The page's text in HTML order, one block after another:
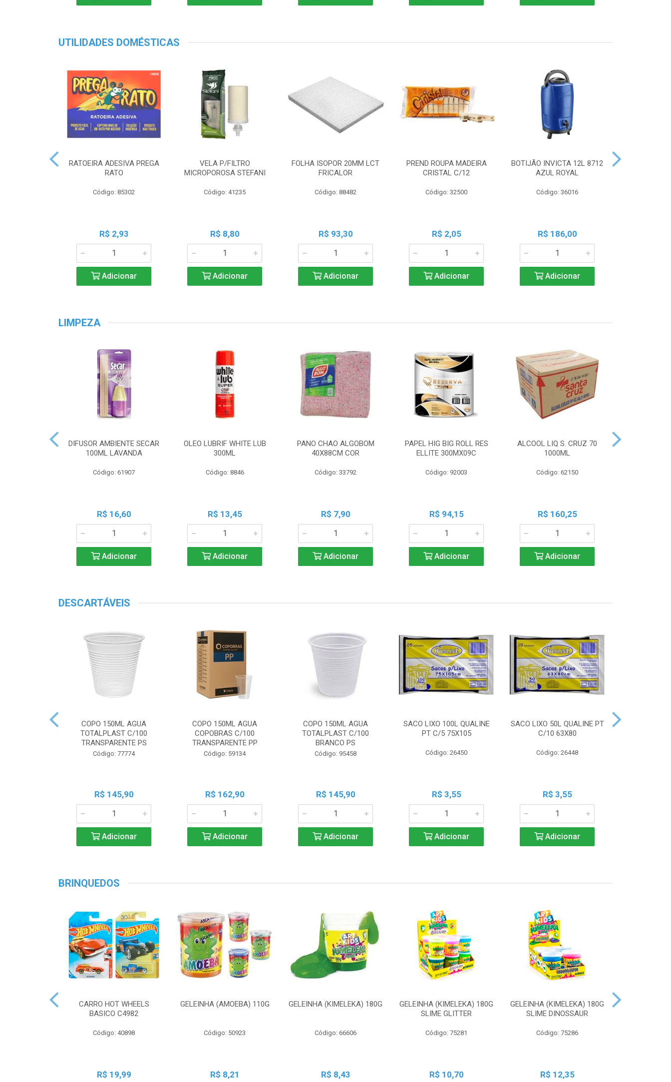
UTILIDADES DOMÉSTICAS
RATOEIRA ADESIVA PREGA
RATO
Código: 85302
R$ 2,93
Adicionar
VELA P/FILTRO
MICROPOROSA STEFANI
Código: 41235
R$ 8,80
Adicionar
FOLHA ISOPOR 20MM LCT
FRICALOR
Código: 88482
R$ 93,30
Adicionar
PREND ROUPA MADEIRA
CRISTAL C/12
Código: 32500
R$ 2,05
Adicionar
BOTIJÃO INVICTA 12L 8712
AZUL ROYAL
Código: 36016
R$ 186,00
Adicionar
LIMPEZA
DIFUSOR AMBIENTE SECAR
100ML LAVANDA
Código: 61907
R$ 16,60
Adicionar
OLEO LUBRIF WHITE LUB
300ML
Código: 8846
R$ 13,45
Adicionar
PANO CHAO ALGOBOM
40X88CM COR
Código: 33792
R$ 7,90
Adicionar
PAPEL HIG BIG ROLL RES
ELLITE 300MX09C
Código: 92003
R$ 94,15
Adicionar
ALCOOL LIQ S. CRUZ 70
1000ML
Código: 62150
R$ 160,25
Adicionar
DESCARTÁVEIS
COPO 150ML AGUA
TOTALPLAST C/100
TRANSPARENTE PS
Código: 77774
R$ 145,90
Adicionar
COPO 150ML AGUA
COPOBRAS C/100
TRANSPARENTE PP
Código: 59134
R$ 162,90
Adicionar
COPO 150ML AGUA
TOTALPLAST C/100
BRANCO PS
Código: 95458
R$ 145,90
Adicionar
SACO LIXO 100L QUALINE
PT C/5 75X105
Código: 26450
R$ 3,55
Adicionar
SACO LIXO 50L QUALINE PT
C/10 63X80
Código: 26448
R$ 3,55
Adicionar
BRINQUEDOS
CARRO HOT WHEELS
BASICO C4982
Código: 40898
R$ 19,99
GELEINHA (AMOEBA) 110G
Código: 50923
R$ 8,21
GELEINHA (KIMELEKA) 180G
Código: 66606
R$ 8,43
GELEINHA (KIMELEKA) 180G
SLIME GLITTER
Código: 75281
R$ 10,70
GELEINHA (KIMELEKA) 180G
SLIME DINOSSAUR
Código: 75286
R$ 12,35